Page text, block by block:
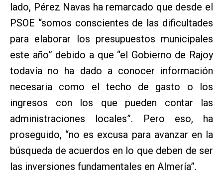
lado, Pérez Navas ha remarcado que desde el
PSOE “somos conscientes de las dificultades
para elaborar los presupuestos municipales
este año” debido a que “el Gobierno de Rajoy
todavía no ha dado a conocer información
necesaria como el techo de gasto o los
ingresos con los que pueden contar las
administraciones locales”. Pero eso, ha
proseguido, “no es excusa para avanzar en la
búsqueda de acuerdos en lo que deben de ser
las inversiones fundamentales en Almería”.